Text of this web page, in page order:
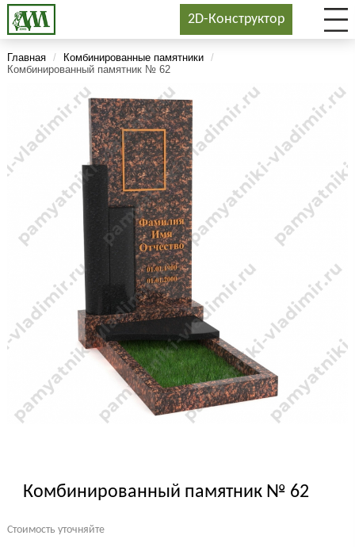
2D-Конструктор
Главная / Комбинированные памятники
/
Комбинированный памятник № 62
Комбинированный памятник № 62
Стоимость уточняйте